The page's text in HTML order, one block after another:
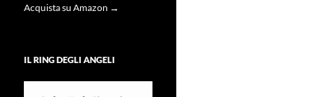
Acquista su Amazon →
IL RING DEGLI ANGELI